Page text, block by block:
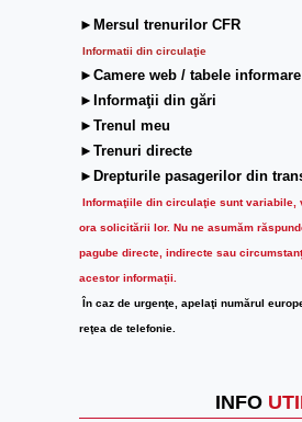
►Mersul trenurilor CFR
Informatii din circulaţie
►Camere web / tabele informare
►Informaţii din gări
►Trenul meu
►Trenuri directe
►Drepturile pasagerilor din
Informaţiile din circulaţie sunt variabile,
ora solicitării lor. Nu ne asumăm
pagube directe, indirecte sau
acestor informații.
În caz de urgenţe, apelaţi numărul
reţea de telefonie.
INFO